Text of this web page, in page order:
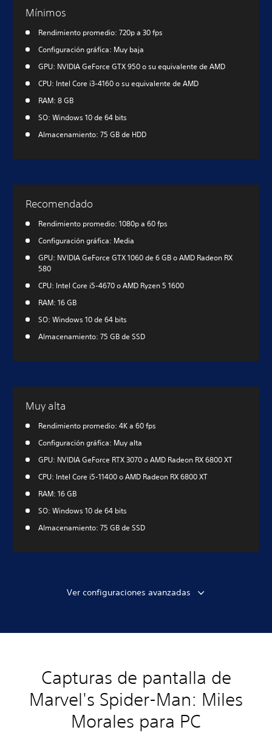
Mínimos
Rendimiento promedio: 720p a 30 fps
Configuración gráfica: Muy baja
GPU: NVIDIA GeForce GTX 950 o su equivalente de AMD
CPU: Intel Core i3-4160 o su equivalente de AMD
RAM: 8 GB
SO: Windows 10 de 64 bits
Almacenamiento: 75 GB de HDD
Recomendado
Rendimiento promedio: 1080p a 60 fps
Configuración gráfica: Media
GPU: NVIDIA GeForce GTX 1060 de 6 GB o AMD Radeon RX
580
CPU: Intel Core i5-4670 o AMD Ryzen 5 1600
RAM: 16 GB
SO: Windows 10 de 64 bits
Almacenamiento: 75 GB de SSD
Muy alta
Rendimiento promedio: 4K a 60 fps
Configuración gráfica: Muy alta
GPU: NVIDIA GeForce RTX 3070 o AMD Radeon RX 6800 XT
CPU: Intel Core i5-11400 o AMD Radeon RX 6800 XT
RAM: 16 GB
SO: Windows 10 de 64 bits
Almacenamiento: 75 GB de SSD
Ver configuraciones avanzadas
Capturas de pantalla de
Marvel's Spider-Man: Miles
Morales para PC